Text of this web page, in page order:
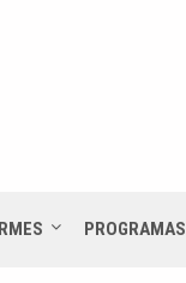
PROGRAMAS